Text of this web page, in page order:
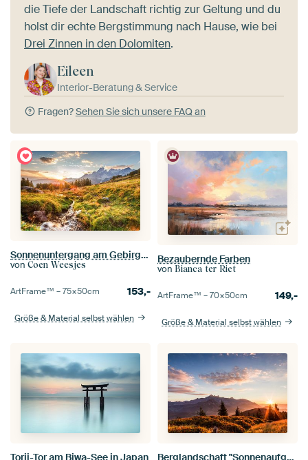
die Tiefe der Landschaft richtig zur Geltung und du
holst dir echte Bergstimmung nach Hause, wie bei
Drei Zinnen in den Dolomiten.
Eileen
Interior-Beratung & Service
Fragen?Sehen Sie sich unsere FAQ an
Sonnenuntergang am Gebirgsbach in Filzmoos
von Coen Weesjes
ArtFrame™ –75×50cm 153,-
Größe & Material selbst wählen
Bezaubernde Farben
von Bianca ter Riet
ArtFrame™ –70×50cm 149,-
Größe & Material selbst wählen
Torii-Tor am Biwa-See in Japan Berglandschaft "Sonnenaufgang mit Dachstein"